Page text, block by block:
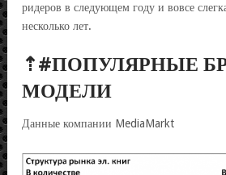
ридеров в следующем году и вовсе
несколько лет.
⇡#ПОПУЛЯРНЫЕ
МОДЕЛИ
Данные компании MediaMarkt